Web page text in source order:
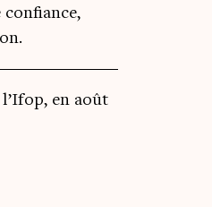
confiance,
en août